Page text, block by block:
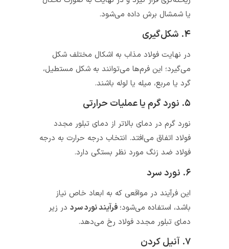
یا شمشال برش داده می‌شود.
در نهایت فولاد مذاب به اشکال مختلف شکل
می‌گیرد؛ این فرم‌ها می‌توانند به شکل مستطیل،
گرد یا مربع، میله یا لوله باشند.
نورد گرم در دمای بالاتر از دمای تبلور مجدد
فولاد اتفاق می‌افتد. انتخاب درجه حرارت به درجه
فولاد ضد زنگ مورد نظر بستگی دارد.
این فرآیند در مواقعی که به ابعاد خاص نیاز
باشد، استفاده می‌شود؛فرآیند نورد سرددر زیر
دمای تبلور مجدد فولاد رخ می‌دهد.